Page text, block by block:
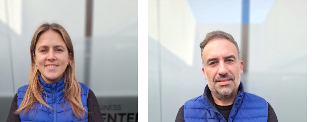
Arquitecta con experiencia en
ejecución de proyecto y dirección de
obra, de edificios residenciales y
reformas de interiorismo. Me
considero optimista y creativa, y
valoro el trabajo en equipo como una
Arquitecto con más de 20 años de
experiencia en la realización de
proyectos y coordinación de obras,
con especial dedicación en la
construcción modular
industrializada. En sus tiempos